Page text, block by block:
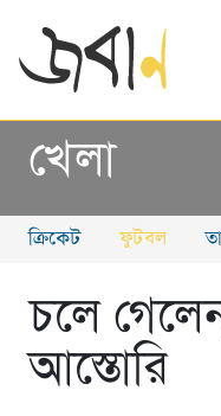
খেলা
ক্রিকেট ফুটবল
চলে
আস্তোরি